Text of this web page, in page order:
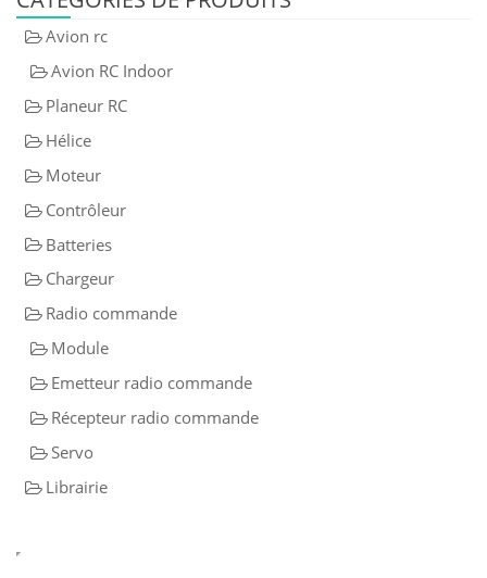
Avion rc
Avion RC Indoor
Planeur RC
Hélice
Moteur
Contrôleur
Batteries
Chargeur
Radio commande
Module
Emetteur radio commande
Récepteur radio commande
Servo
Librairie